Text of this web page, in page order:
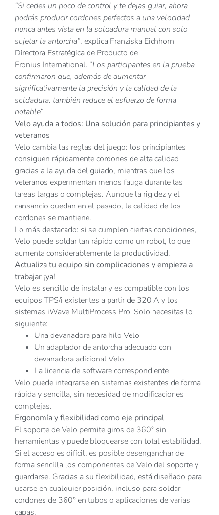
“Si cedes un poco de control y te dejas guiar, ahora
podrás producir cordones perfectos a una velocidad
nunca antes vista en la soldadura manual con solo
sujetar la antorcha”, explica Franziska Eichhorn,
Directora Estratégica de Producto de
Fronius International. “Los participantes en la prueba
confirmaron que, además de aumentar
significativamente la precisión y la calidad de la
soldadura, también reduce el esfuerzo de forma
notable“.
Velo ayuda a todos: Una solución para principiantes y
veteranos
Velo cambia las reglas del juego: los principiantes
consiguen rápidamente cordones de alta calidad
gracias a la ayuda del guiado, mientras que los
veteranos experimentan menos fatiga durante las
tareas largas o complejas. Aunque la rigidez y el
cansancio quedan en el pasado, la calidad de los
cordones se mantiene.
Lo más destacado: si se cumplen ciertas condiciones,
Velo puede soldar tan rápido como un robot, lo que
aumenta considerablemente la productividad.
Actualiza tu equipo sin complicaciones y empieza a
trabajar ¡ya!
Velo es sencillo de instalar y es compatible con los
equipos TPS/i existentes a partir de 320 A y los
sistemas iWave MultiProcess Pro. Solo necesitas lo
siguiente:
Una devanadora para hilo Velo
Un adaptador de antorcha adecuado con
devanadora adicional Velo
La licencia de software correspondiente
Velo puede integrarse en sistemas existentes de forma
rápida y sencilla, sin necesidad de modificaciones
complejas.
Ergonomía y flexibilidad como eje principal
El soporte de Velo permite giros de 360° sin
herramientas y puede bloquearse con total estabilidad.
Si el acceso es difícil, es posible desenganchar de
forma sencilla los componentes de Velo del soporte y
guardarse. Gracias a su flexibilidad, está diseñado para
usarse en cualquier posición, incluso para soldar
cordones de 360° en tubos o aplicaciones de varias
capas.